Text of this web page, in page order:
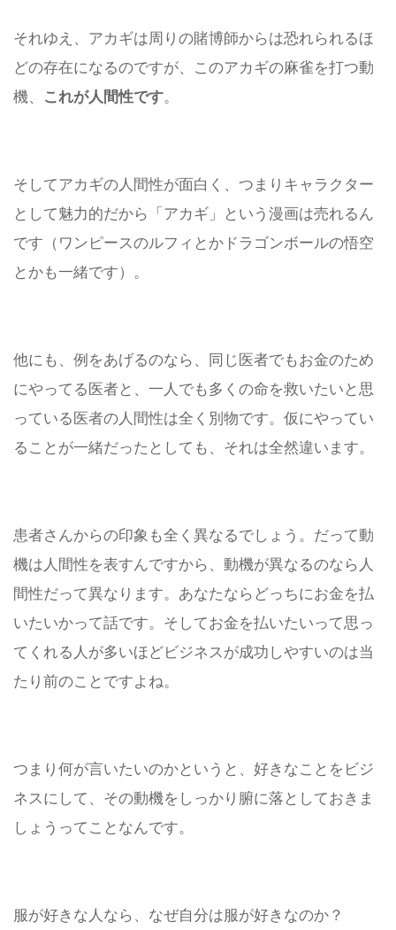
それゆえ、アカギは周りの賭博師からは恐れられるほ
どの存在になるのですが、このアカギの麻雀を打つ動
機、 これが人間性です。
そしてアカギの人間性が面白く、つまりキャラクター
として魅力的だから「アカギ」という漫画は売れるん
です（ワンピースのルフィとかドラゴンボールの悟空
とかも一緒です）。
他にも、例をあげるのなら、同じ医者でもお金のため
にやってる医者と、一人でも多くの命を救いたいと思
っている医者の人間性は全く別物です。仮にやってい
ることが一緒だったとしても、それは全然違います。
患者さんからの印象も全く異なるでしょう。 だって動
機は人間性を表すんですから、動機が異なるのなら人
間性だって異なります。 あなたならどっちにお金を払
いたいかって話です。 そしてお金を払いたいって思っ
てくれる人が多いほどビジネスが成功しやすいのは当
たり前のことですよね。
つまり何が言いたいのかというと、好きなことをビジ
ネスにして、その動機をしっかり腑に落としておきま
しょうってことなんです。
服が好きな人なら、なぜ自分は服が好きなのか？